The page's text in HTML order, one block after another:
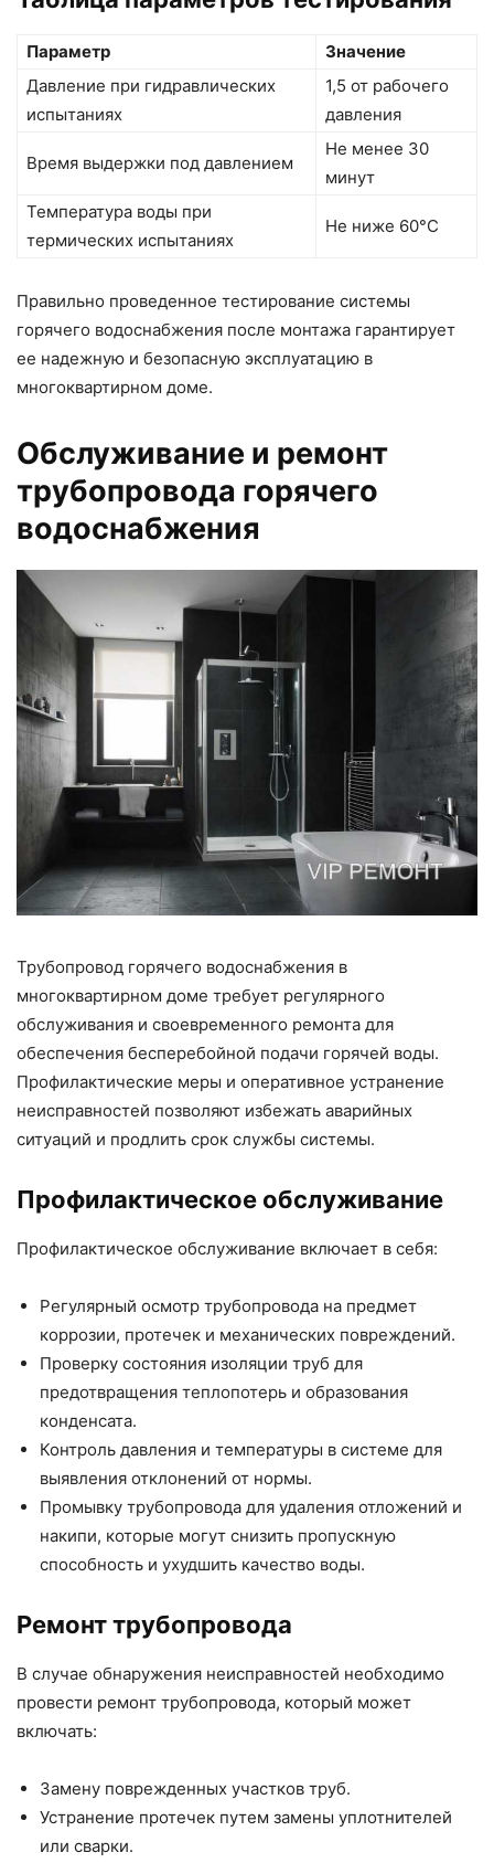
Параметр
Значение
Давление при гидравлических
испытаниях
1,5 от рабочего
давления
Время выдержки под давлением
Не менее 30
минут
Температура воды при
термических испытаниях
Не ниже 60°C
Правильно проведенное тестирование системы
горячего водоснабжения после монтажа гарантирует
ее надежную и безопасную эксплуатацию в
многоквартирном доме.
Обслуживание и ремонт
трубопровода горячего
водоснабжения
Трубопровод горячего водоснабжения в
многоквартирном доме требует регулярного
обслуживания и своевременного ремонта для
обеспечения бесперебойной подачи горячей воды.
Профилактические меры и оперативное устранение
неисправностей позволяют избежать аварийных
ситуаций и продлить срок службы системы.
Профилактическое обслуживание
Профилактическое обслуживание включает в себя:
Регулярный осмотр трубопровода на предмет
коррозии, протечек и механических повреждений.
Проверку состояния изоляции труб для
предотвращения теплопотерь и образования
конденсата.
Контроль давления и температуры в системе для
выявления отклонений от нормы.
Промывку трубопровода для удаления отложений и
накипи, которые могут снизить пропускную
способность и ухудшить качество воды.
Ремонт трубопровода
В случае обнаружения неисправностей необходимо
провести ремонт трубопровода, который может
включать:
Замену поврежденных участков труб.
Устранение протечек путем замены уплотнителей
или сварки.